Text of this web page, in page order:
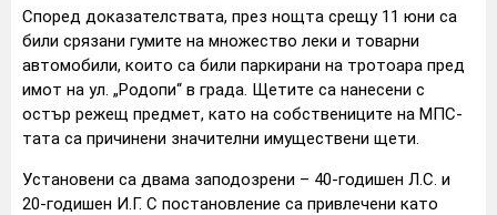
Според доказателствата, през нощта срещу 11 юни са
били срязани гумите на множество леки и товарни
автомобили, които са били паркирани на тротоара пред
имот на ул. „Родопи“ в града. Щетите са нанесени с
остър режещ предмет, като на собствениците на МПС-
тата са причинени значителни имуществени щети.
Установени са двама заподозрени – 40-годишен Л.С. и
20-годишен И.Г. С постановление са привлечени като